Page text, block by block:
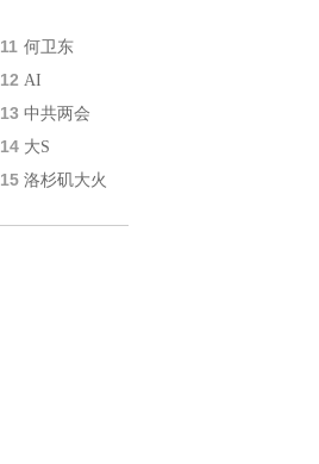
11 何卫东
12 AI
13 中共两会
14 大S
15 洛杉矶大火